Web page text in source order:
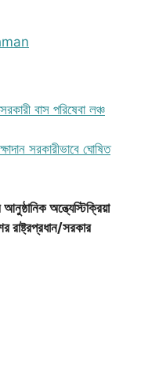
বাস পরিষেবা লঞ্চ
সরকারীভাবে ঘোষিত
অন্ত্যেস্টিক্রিয়া
রাষ্ট্রপ্রধান/সরকার